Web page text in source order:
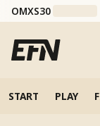
OMXS30
START PLAY